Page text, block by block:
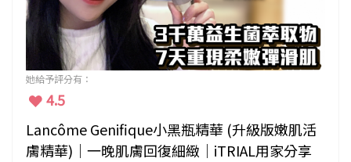
她給予評分有：
4.5
Lancôme Genifique小黑瓶精華 (升級版嫩肌活
膚精華)｜一晚肌膚回復細緻｜iTRIAL用家分享